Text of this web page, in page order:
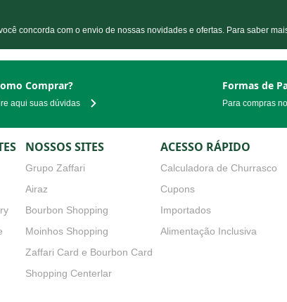
Comprar? Formas de
NOSSOS SITES
Grupo Zaffari
Airaz
Bourbon Shopping
Moinhos Shopping
Zaffari Card e Bourbon Card
ACESSO RÁPIDO
Calculadora de Churrasco
Cupons
Importados